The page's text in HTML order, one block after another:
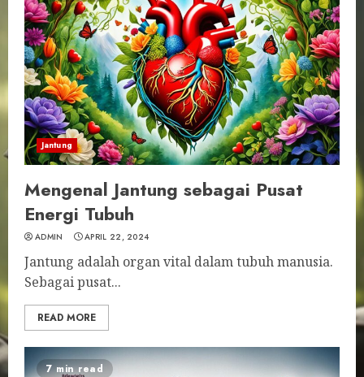
Jantung
Mengenal Jantung sebagai Pusat
Energi Tubuh
ADMIN APRIL 22, 2024
Jantung adalah organ vital dalam tubuh manusia.
Sebagai pusat...
READ MORE
7 min read